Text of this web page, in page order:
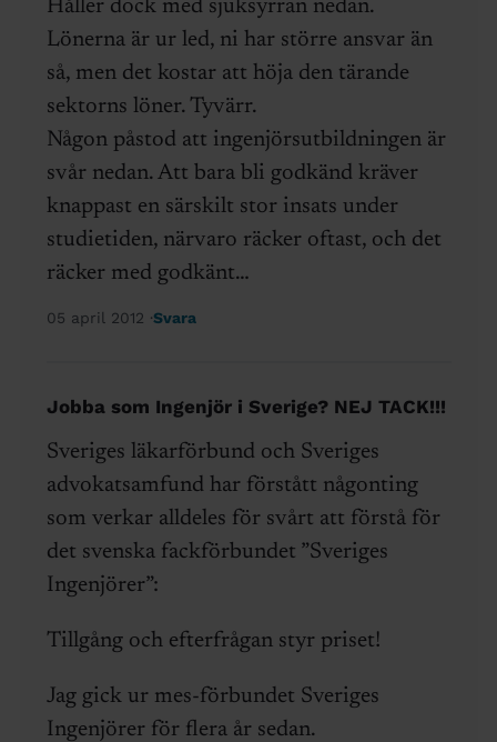
Håller dock med sjuksyrran nedan.
Lönerna är ur led, ni har större ansvar än
så, men det kostar att höja den tärande
sektorns löner. Tyvärr.
Någon påstod att ingenjörsutbildningen är
svår nedan. Att bara bli godkänd kräver
knappast en särskilt stor insats under
studietiden, närvaro räcker oftast, och det
räcker med godkänt…
05 april 2012 Svara
Jobba som Ingenjör i Sverige? NEJ TACK!!!
Sveriges läkarförbund och Sveriges
advokatsamfund har förstått någonting
som verkar alldeles för svårt att förstå för
det svenska fackförbundet ”Sveriges
Ingenjörer”:
Tillgång och efterfrågan styr priset!
Jag gick ur mes-förbundet Sveriges
Ingenjörer för flera år sedan.